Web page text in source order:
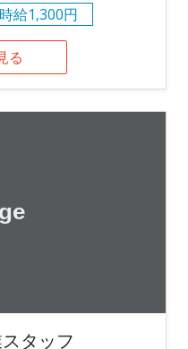
時給1,300円
る
タッフ